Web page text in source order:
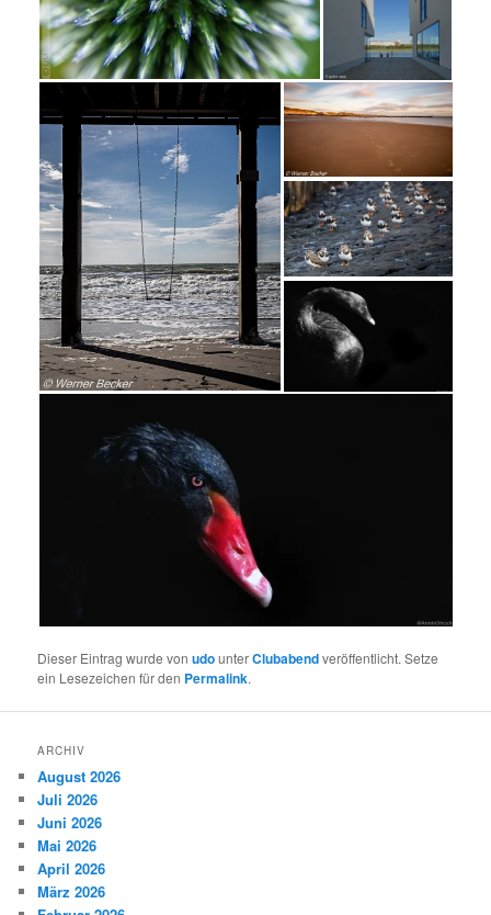
Dieser Eintrag wurde vonudounterClubabendveröffentlicht. Setze
ein Lesezeichen für den Permalink.
ARCHIV
August 2026
Juli 2026
Juni 2026
Mai 2026
April 2026
März 2026